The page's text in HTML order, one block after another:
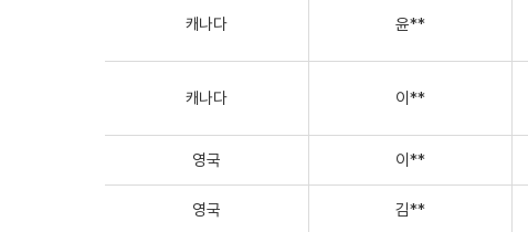
캐나다 윤**
캐나다 이**
영국 이**
영국 김**